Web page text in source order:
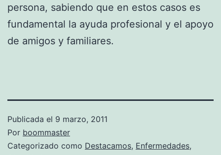
persona, sabiendo que en estos casos es
fundamental la ayuda profesional y el apoyo
de amigos y familiares.
Publicada el 9 marzo, 2011
Por boommaster
Categorizado como Destacamos, Enfermedades,